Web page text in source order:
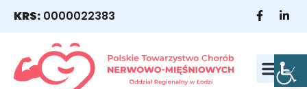
KRS: 0000022383